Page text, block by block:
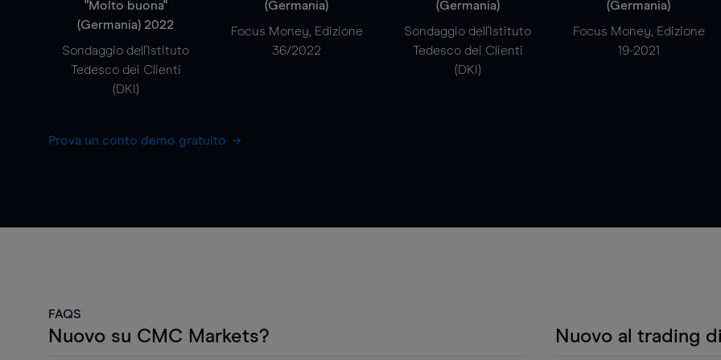
"Molto buona"
(Germania) 2022
Sondaggio dell'Istituto
Tedesco dei Clienti
(DKI)
(Germania)
Focus Money, Edizione
36/2022
(Germania)
Sondaggio dell'Istituto
Tedesco dei Clienti
(DKI)
(Germania)
Focus Money, Edizione
19-2021
Prova un conto demo gratuito
FAQS
Nuovo su CMC Markets? Nuovo al trading